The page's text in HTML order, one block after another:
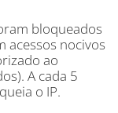
bloqueados
acessos nocivos
ao
A cada 5
o IP.